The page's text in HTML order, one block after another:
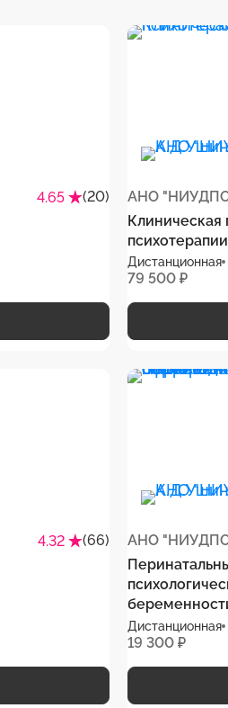
4.65
(20)
Клиническая
психотерапии
Дистанционная
79 500 ₽
4.32
(66)
периода,
Дистанционная
19 300 ₽